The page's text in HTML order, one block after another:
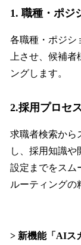
1. 職種・ポジ
各職種・ポジシ
上させ、候補
ングします。
2.採用プロセ
求職者検索から
し、採用知識
設定までをスム
ルーティングの
> 新機能「AIス